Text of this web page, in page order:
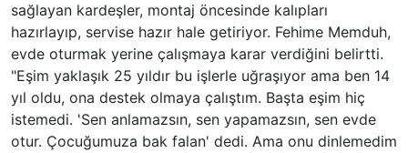
sağlayan kardeşler, montaj öncesinde kalıpları
hazırlayıp, servise hazır hale getiriyor. Fehime Memduh,
evde oturmak yerine çalışmaya karar verdiğini belirtti.
"Eşim yaklaşık 25 yıldır bu işlerle uğraşıyor ama ben 14
yıl oldu, ona destek olmaya çalıştım. Başta eşim hiç
istemedi. 'Sen anlamazsın, sen yapamazsın, sen evde
otur. Çocuğumuza bak falan' dedi. Ama onu dinlemedim